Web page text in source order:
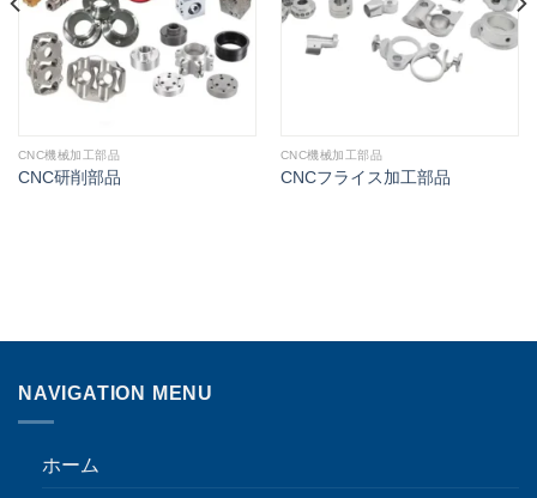
CNC機械加工部品
CNC研削部品
CNC機械加工部品
CNCフライス加工部品
NAVIGATION MENU
ホーム